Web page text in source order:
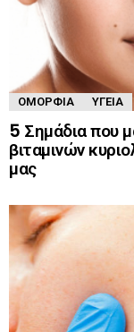
ΟΜΟΡΦΙΆ ΥΓΕΊΑ
5 Σημάδια που
βιταμινών
μας